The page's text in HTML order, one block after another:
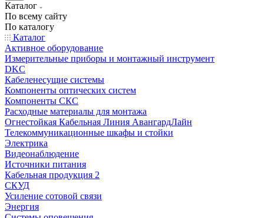
Каталог
По всему сайту
По каталогу
Каталог
Активное оборудование
Измерительные приборы и монтажный инструмент
DKC
Кабеленесущие системы
Компоненты оптических систем
Компоненты СКС
Расходные материалы для монтажа
Огнестойкая Кабельная Линия АвангардЛайн
Телекоммуникационные шкафы и стойки
Электрика
Видеонаблюдение
Источники питания
Кабельная продукция 2
СКУД
Усиление сотовой связи
Энергия